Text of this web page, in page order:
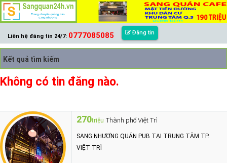
Liên hệ đăng tin 24/7: 0777085085 Đăng tin
Kết quả tìm kiếm
Không có tin đăng nào.
270triệu Thành phố Việt Trì
SANG NHƯỢNG QUÁN PUB TẠI TRUNG TÂM TP.
VIỆT TRÌ